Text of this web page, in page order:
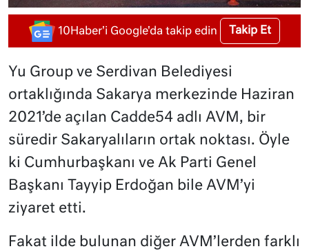
10Haber'i Google'da takip edin Takip Et
Yu Group ve Serdivan Belediyesi
ortaklığında Sakarya merkezinde Haziran
2021’de açılan Cadde54 adlı AVM, bir
süredir Sakaryalıların ortak noktası. Öyle
ki Cumhurbaşkanı ve Ak Parti Genel
Başkanı Tayyip Erdoğan bile AVM’yi
ziyaret etti.
Fakat ilde bulunan diğer AVM’lerden farklı